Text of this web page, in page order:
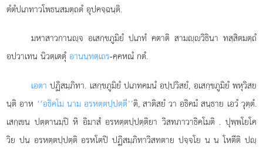
ตํตํปเภทาวโพธนสมตฺถตํ อุปคจฺฉนฺติ.
มหาสาวกานฺจ อเสกฺขภูมิยํ ปเภทํ คตาติ สามฺวิธินา ทสฺสิตมตฺถํ
อปวาเทน นิวตฺเตตุํอานนฺทตฺเถร-คฺคหณํ กตํ.
เอตา ปฏิสมฺภิทา. เสกฺขภูมิยํ ปเภทคมนํ อปฺปวิสยํ, อเสกฺขภูมิยํ พหุวิสย
นฺติ อาห ‘‘อธิคโม นาม อรหตฺตปฺปตฺตี’’ติ, สาติสยํ วา อธิคมํ สนฺธาย เอวํ วุตฺตํ.
เสกฺเขน ปตฺตานมฺปิ หิ อิมาสํ อรหตฺตปฺปตฺติยา วิสทภาวาธิคโมติ . ปุพฺพโยโค
วิย ปน อรหตฺตปฺปตฺติ อรหโตปิ ปฏิสมฺภิทาวิสทตาย ปจฺจโย น น โหตีติ ปฺ